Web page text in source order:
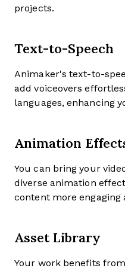
projects.
Text-to-Speech
Animaker's text-to-
add voiceovers
languages, enhancing
Animation
You can bring your
diverse animation
content more engaging
Asset Library
Your work benefits